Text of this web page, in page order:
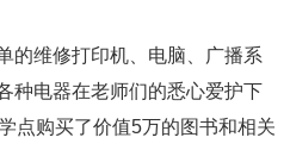
的维修打印机、电脑、广播系
种电器在老师们的悉心爱护下
点购买了价值5万的图书和相关